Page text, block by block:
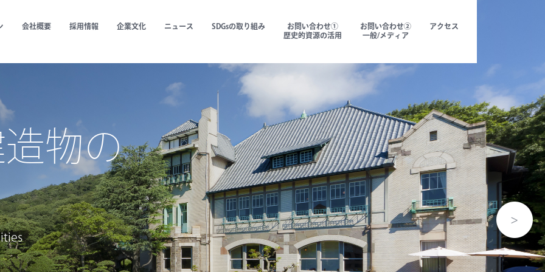
会社概要 採用情報 企業文化 ニュース SDGsの取り組み
お問い合わせ①
歴史的資源の活用
お問い合わせ②
一般/メディア
アクセス
代表メッセ
代